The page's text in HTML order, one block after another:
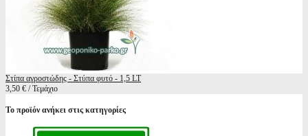
Στίπα αγροστώδης - Στύπα φυτό - 1,5 LT
3,50 € / Τεμάχιο
Το προϊόν ανήκει στις κατηγορίες